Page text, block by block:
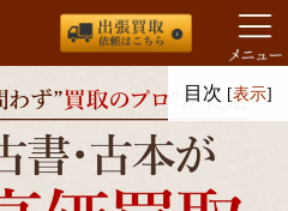
目次 [表示]